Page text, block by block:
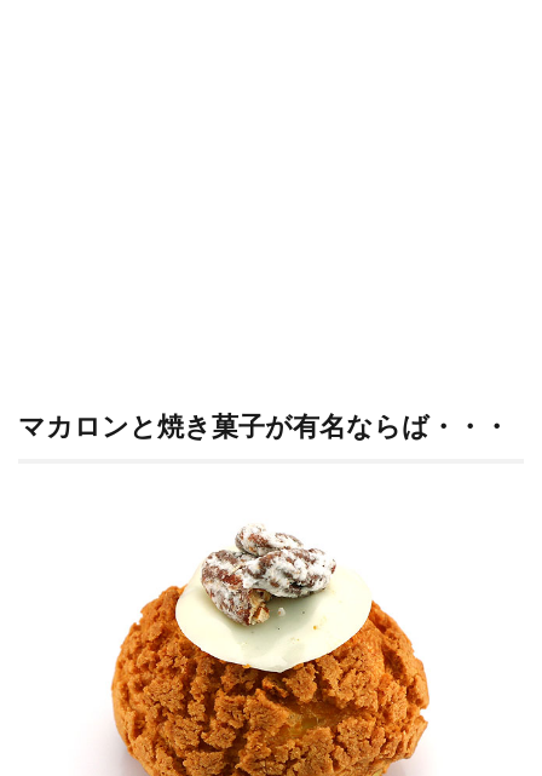
マカロンと焼き菓子が有名ならば・・・